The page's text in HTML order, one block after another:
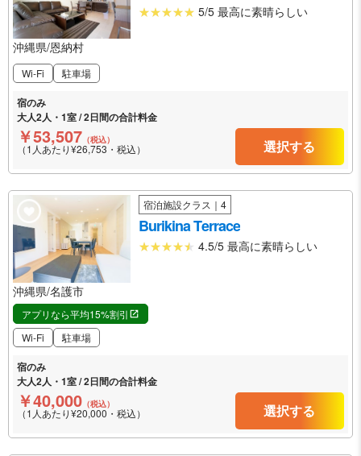
5/5 最高に素晴らしい
沖縄県/恩納村
Wi-Fi 駐車場
宿のみ
大人2人・1室 / 2日間の合計料金
￥53,507 （税込）
（1人あたり¥26,753・税込） 選択する
宿泊施設クラス｜4
Burikina Terrace
4.5/5 最高に素晴らしい
沖縄県/名護市
アプリなら平均15%割引
Wi-Fi
駐車場
宿のみ
大人2人・1室 / 2日間の合計料金
￥40,000 （税込）
（1人あたり¥20,000・税込） 選択する